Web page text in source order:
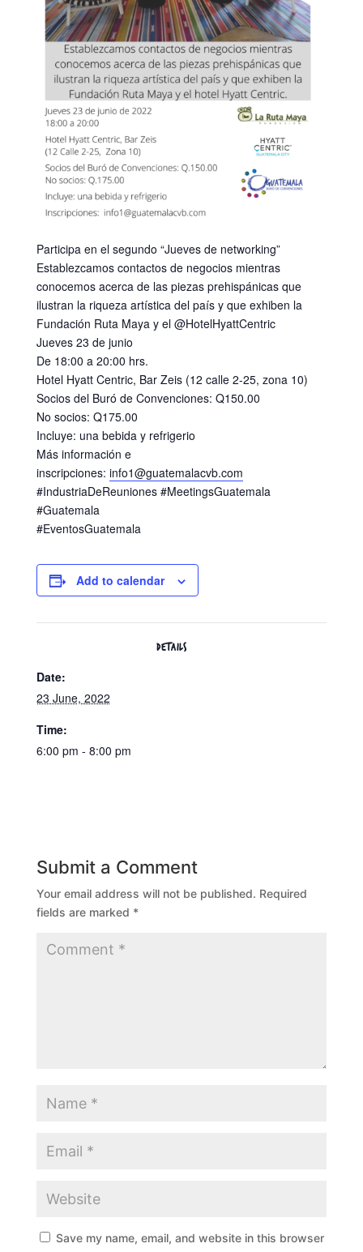
Participa en el segundo “Jueves de networking”
Establezcamos contactos de negocios mientras
conocemos acerca de las piezas prehispánicas que
ilustran la riqueza artística del país y que exhiben la
Fundación Ruta Maya y el @HotelHyattCentric
Jueves 23 de junio
De 18:00 a 20:00 hrs.
Hotel Hyatt Centric, Bar Zeis (12 calle 2-25, zona 10)
Socios del Buró de Convenciones: Q150.00
No socios: Q175.00
Incluye: una bebida y refrigerio
Más información e
inscripciones: info1@guatemalacvb.com
#IndustriaDeReuniones #MeetingsGuatemala
#Guatemala
#EventosGuatemala
Add to calendar
DETAILS
Date:
23 June, 2022
Time:
6:00 pm - 8:00 pm
Submit a Comment
Your email address will not be published. Required
fields are marked *
Save my name, email, and website in this browser